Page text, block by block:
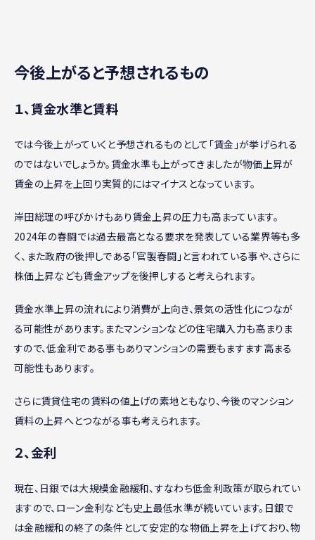
今後上がると予想されるもの
１、賃金水準と賃料
では今後上がっていくと予想されるものとして「賃金」が挙げられる
のではないでしょうか。賃金水準も上がってきましたが物価上昇が
賃金の上昇を上回り実質的にはマイナスとなっています。
岸田総理の呼びかけもあり賃金上昇の圧力も高まっています。
2024年の春闘では過去最高となる要求を発表している業界等も多
く、また政府の後押しである「官製春闘」と言われている事や、さらに
株価上昇なども賃金アップを後押しすると考えられます。
賃金水準上昇の流れにより消費が上向き、景気の活性化につなが
る可能性があります。またマンションなどの住宅購入力も高まりま
すので、低金利である事もありマンションの需要もますます高まる
可能性もあります。
さらに賃貸住宅の賃料の値上げの素地ともなり、今後のマンション
賃料の上昇へとつながる事も考えられます。
２、金利
現在、日銀では大規模金融緩和、すなわち低金利政策が取られてい
ますので、ローン金利なども史上最低水準が続いています。日銀で
は金融緩和の終了の条件として安定的な物価上昇を上げており、物